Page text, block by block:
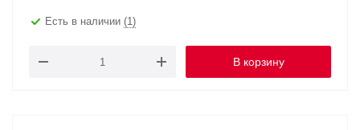
Есть в наличии (1)
В корзину